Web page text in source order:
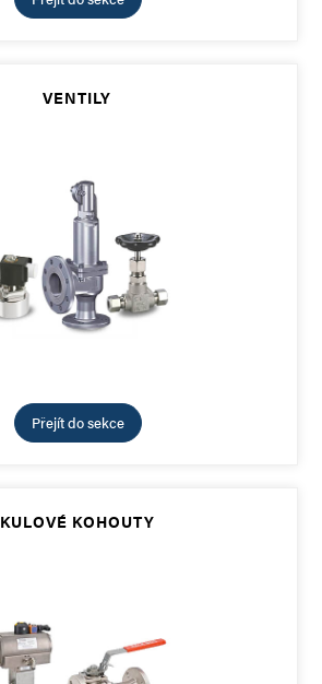
VENTILY
Přejít do sekce
KULOVÉ KOHOUTY